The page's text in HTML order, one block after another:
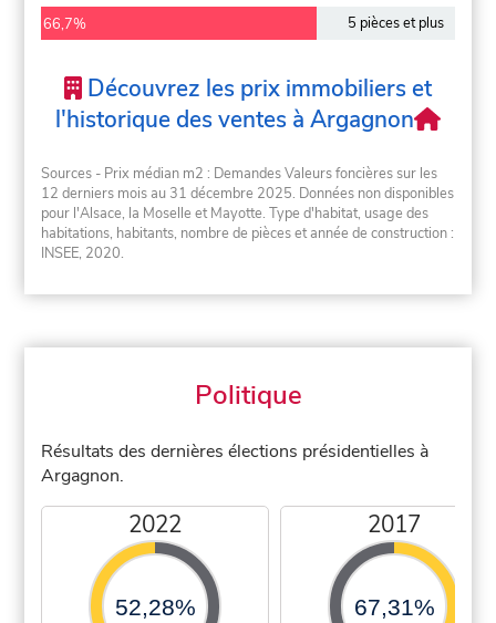
66,7% 5 pièces et plus
Découvrez les prix immobiliers et
l'historique des ventes à Argagnon
Sources - Prix médian m2 : Demandes Valeurs foncières sur les
12 derniers mois au 31 décembre 2025. Données non disponibles
pour l'Alsace, la Moselle et Mayotte. Type d'habitat, usage des
habitations, habitants, nombre de pièces et année de construction :
INSEE, 2020.
Politique
Résultats des dernières élections présidentielles à
Argagnon.
2022
52,28%
2017
67,31%